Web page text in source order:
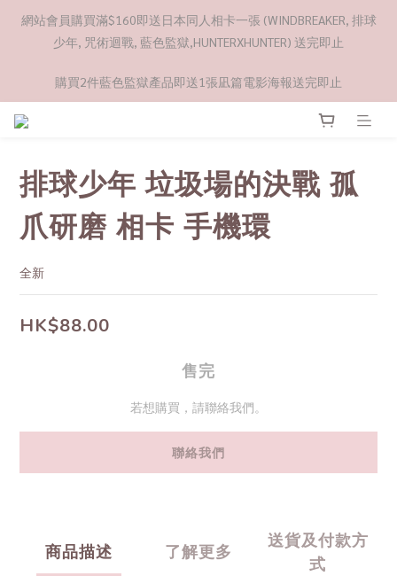
網站會員購買滿$160即送日本同人相卡一張 (WINDBREAKER, 排球
少年, 咒術迴戰, 藍色監獄,HUNTERXHUNTER) 送完即止
購買2件藍色監獄產品即送1張凪篇電影海報送完即止
排球少年 垃圾場的決戰 孤
爪研磨 相卡 手機環
全新
HK$88.00
售完
若想購買，請聯絡我們。
聯絡我們
商品描述 了解更多
送貨及付款方
式